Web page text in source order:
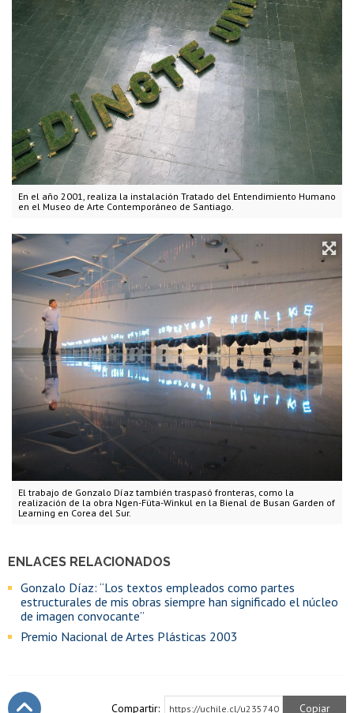
En el año 2001, realiza la instalación Tratado del Entendimiento Humano
en el Museo de Arte Contemporáneo de Santiago.
El trabajo de Gonzalo Díaz también traspasó fronteras, como la
realización de la obra Ngen-Füta-Winkul en la Bienal de Busan Garden of
Learning en Corea del Sur.
ENLACES RELACIONADOS
Gonzalo Díaz: “Los textos empleados como partes
estructurales de mis obras siempre han significado el núcleo
de imagen convocante”
Premio Nacional de Artes Plásticas 2003
Compartir: https://uchile.cl/u235740 Copiar